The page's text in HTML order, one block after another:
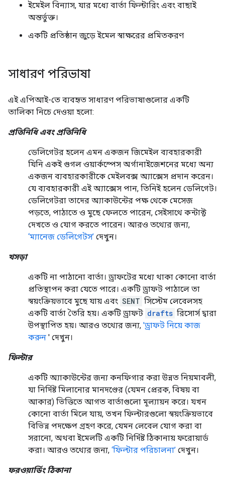
ইমেইল বিন্যাস, যার মধ্যে বার্তা ফিল্টারিং এবং বাছাই
অন্তর্ভুক্ত।
একটি প্রতিষ্ঠান জুড়ে ইমেল স্বাক্ষরের প্রমিতকরণ
সাধারণ পরিভাষা
এই এপিআই-তে ব্যবহৃত সাধারণ পরিভাষাগুলোর একটি
তালিকা নিচে দেওয়া হলো:
প্রতিনিধি এবং প্রতিনিধি
ডেলিগেটর হলেন এমন একজন জিমেইল ব্যবহারকারী
যিনি একই গুগল ওয়ার্কস্পেস অর্গানাইজেশনের মধ্যে অন্য
একজন ব্যবহারকারীকে মেইলবক্স অ্যাক্সেস প্রদান করেন।
যে ব্যবহারকারী এই অ্যাক্সেস পান, তিনিই হলেন ডেলিগেট।
ডেলিগেটরা তাদের অ্যাকাউন্টের পক্ষ থেকে মেসেজ
পড়তে, পাঠাতে ও মুছে ফেলতে পারেন, সেইসাথে কন্টাক্ট
দেখতে ও যোগ করতে পারেন। আরও তথ্যের জন্য,
‘ম্যানেজ ডেলিগেটস’ দেখুন।
খসড়া
একটি না পাঠানো বার্তা। ড্রাফটের মধ্যে থাকা কোনো বার্তা
প্রতিস্থাপন করা যেতে পারে। একটি ড্রাফট পাঠালে তা
স্বয়ংক্রিয়ভাবে মুছে যায় এবং SENT সিস্টেম লেবেলসহ
একটি বার্তা তৈরি হয়। একটি ড্রাফট drafts রিসোর্স দ্বারা
উপস্থাপিত হয়। আরও তথ্যের জন্য, 'ড্রাফট নিয়ে কাজ
করুন ' দেখুন।
ফিল্টার
একটি অ্যাকাউন্টের জন্য কনফিগার করা উন্নত নিয়মাবলী,
যা নির্দিষ্ট মিলানোর মানদণ্ডের (যেমন প্রেরক, বিষয় বা
আকার) ভিত্তিতে আগত বার্তাগুলো মূল্যায়ন করে। যখন
কোনো বার্তা মিলে যায়, তখন ফিল্টারগুলো স্বয়ংক্রিয়ভাবে
বিভিন্ন পদক্ষেপ গ্রহণ করে, যেমন লেবেল যোগ করা বা
সরানো, অথবা ইমেলটি একটি নির্দিষ্ট ঠিকানায় ফরোয়ার্ড
করা। আরও তথ্যের জন্য, ‘ফিল্টার পরিচালনা’ দেখুন।
ফরওয়ার্ডিং ঠিকানা